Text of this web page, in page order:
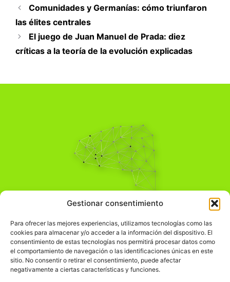
Gestionar consentimiento
Para ofrecer las mejores experiencias, utilizamos tecnologías como las
cookies para almacenar y/o acceder a la información del dispositivo. El
consentimiento de estas tecnologías nos permitirá procesar datos como
el comportamiento de navegación o las identificaciones únicas en este
sitio. No consentir o retirar el consentimiento, puede afectar
negativamente a ciertas características y funciones.
Comunidades y Germanías: cómo triunfaron
las élites centrales
El juego de Juan Manuel de Prada: diez
críticas a la teoría de la evolución explicadas
Pensamiento Crítico
Comprender el mundo para transformarlo.
Información Legal